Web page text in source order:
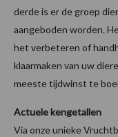
derde is er de groep
aangeboden worden.
het verbeteren of
klaarmaken van uw
meeste tijdwinst te
Actuele kengetallen
Via onze unieke